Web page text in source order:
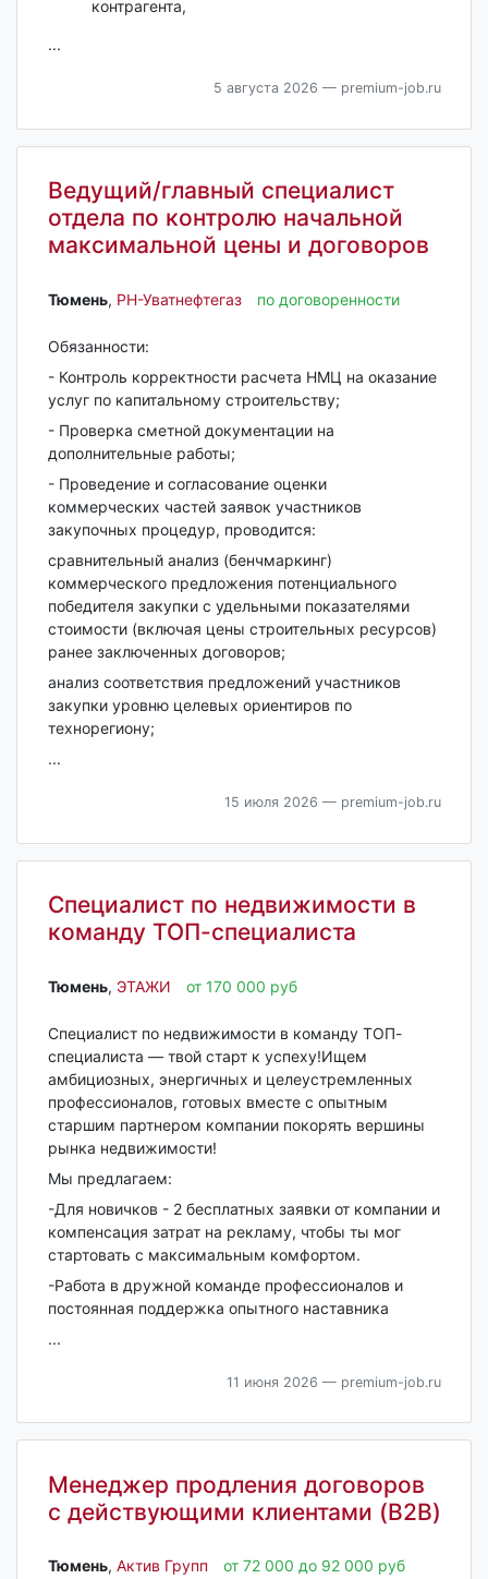
контрагента,
...
5 августа 2026 — premium-job.ru
Ведущий/главный специалист
отдела по контролю начальной
максимальной цены и договоров
Тюмень‎, РН-Уватнефтегаз по договоренности
Обязанности:
- Контроль корректности расчета НМЦ на оказание
услуг по капитальному строительству;
- Проверка сметной документации на
дополнительные работы;
- Проведение и согласование оценки
коммерческих частей заявок участников
закупочных процедур, проводится:
сравнительный анализ (бенчмаркинг)
коммерческого предложения потенциального
победителя закупки с удельными показателями
стоимости (включая цены строительных ресурсов)
ранее заключенных договоров;
анализ соответствия предложений участников
закупки уровню целевых ориентиров по
технорегиону;
...
15 июля 2026 — premium-job.ru
Специалист по недвижимости в
команду ТОП-специалиста
Тюмень‎, ЭТАЖИ от 170 000 руб
Специалист по недвижимости в команду ТОП-
специалиста — твой старт к успеху!Ищем
амбициозных, энергичных и целеустремленных
профессионалов, готовых вместе с опытным
старшим партнером компании покорять вершины
рынка недвижимости!
Мы предлагаем:
-Для новичков - 2 бесплатных заявки от компании и
компенсация затрат на рекламу, чтобы ты мог
стартовать с максимальным комфортом.
-Работа в дружной команде профессионалов и
постоянная поддержка опытного наставника
...
11 июня 2026 — premium-job.ru
Менеджер продления договоров
с действующими клиентами (B2B)
Тюмень‎, Актив Групп от 72 000 до 92 000 руб